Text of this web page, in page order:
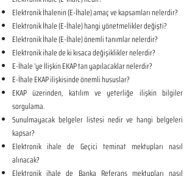
Elektronik İhalenin (E-İhale) amaç ve kapsamları nelerdir?
Elektronik İhale (E-İhale) hangi yönetmelikler değişti?
Elektronik İhale (E-İhale) önemli tanımlar nelerdir?
Elektronik ihale de ki kısaca değişiklikler nelerdir?
E-İhale ’ye İlişkin EKAP tan yapılacaklar nelerdir?
E-İhale EKAP ilişkisinde önemli hususlar?
EKAP üzerinden, katılım ve yeterliğe ilişkin bilgiler
sorgulama.
Sunulmayacak belgeler listesi nedir ve hangi belgeleri
kapsar?
Elektronik ihale de Geçici teminat mektupları nasıl
alınacak?
Elektronik ihale de Banka Referans mektupları nasıl